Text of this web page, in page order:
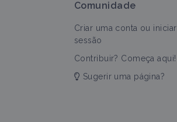
Comunidade
Criar uma conta ou iniciar
sessão
Contribuir? Começa aqui!
Sugerir uma página?